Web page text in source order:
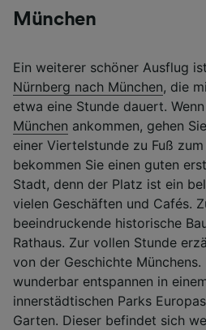
München
Ein weiterer schöner Ausflug
Nürnberg nach München, die
etwa eine Stunde dauert.
München ankommen, gehen
einer Viertelstunde zu Fuß
bekommen Sie einen guten
Stadt, denn der Platz ist ein
vielen Geschäften und Cafés.
beeindruckende historische
Rathaus. Zur vollen Stunde
von der Geschichte Münchens.
wunderbar entspannen in
innerstädtischen Parks
Garten. Dieser befindet sich
werden unseren Partnern
haben keinen Einfluss auf
verwendet, wenn Sie uns
Surfverhalten nicht zu
Wir und unsere Partner
Folgendes bereitzustellen:
Verwendung genauer
Endgeräteeigenschaften
aktiv abfragen. Speichern
Informationen auf einem
Personalisierte Werbung
von Werbeleistung und
Inhalten,
Entwicklung und
Angeboten.
Liste der Partner